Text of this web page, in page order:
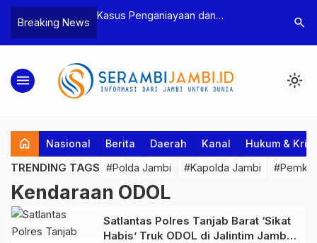
Breaking News
Bea Cukai
Pelaku beserta
dan 146 Gram
Kasus Penganiayaan dan
Tebo Tetapkan Dua Tersangka
Polres
Dua
search
menu light_mode
home Nasional Berita Daerah Kanal Hukum &
TRENDING TAGS #Polda Jambi #Kapolda Jambi
Kendaraan ODOL
Satlantas Polres Tanjab Barat ‘Sikat
Habis’ Truk ODOL di Jalintim Jambi-